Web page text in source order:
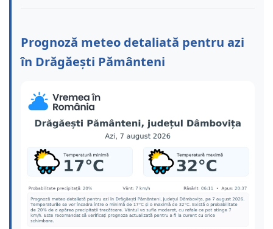
Prognoză meteo detaliată pentru azi
în Drăgăești Pământeni